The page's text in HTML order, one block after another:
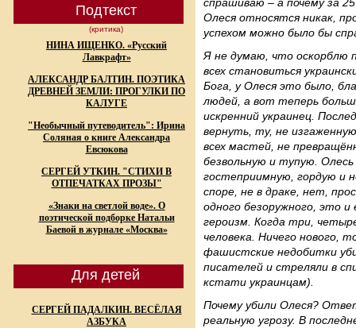
Подтекст
(критика)
НИНА ИЩЕНКО. «Русский
Лавкрафт»
АЛЕКСАНДР БАЛТИН. ПОЭТИКА
ДРЕВНЕЙ ЗЕМЛИ: ПРОГУЛКИ ПО
КАЛУГЕ
"Необычный путеводитель": Ирина
Соляная о книге Александра
Евсюкова
СЕРГЕЙ УТКИН. "СТИХИ В
ОТПЕЧАТКАХ ПРОЗЫ"
«Знаки на светлой воде». О
поэтической подборке Натальи
Баевой в журнале «Москва»
Для детей
СЕРГЕЙ ПАДАЛКИН. ВЕСЁЛАЯ
АЗБУКА
Олеся относятся никак,
успехом можно было бы
Я не думаю, что оскорблю
всех становиться
Бога, у Олеся это было,
людей, а вот теперь
искренний украинец.
вернуть, ту, не
всех мастей, не
безвольную и тупую.
гостеприимную, гордую и
споре, не в драке, нет,
одного безоружного, это
героизм. Когда три,
человека. Ничего нового,
фашистские недобитки
писателей и стреляли в
кстати украинцам).
Почему убили Олеся?
реальную угрозу. В